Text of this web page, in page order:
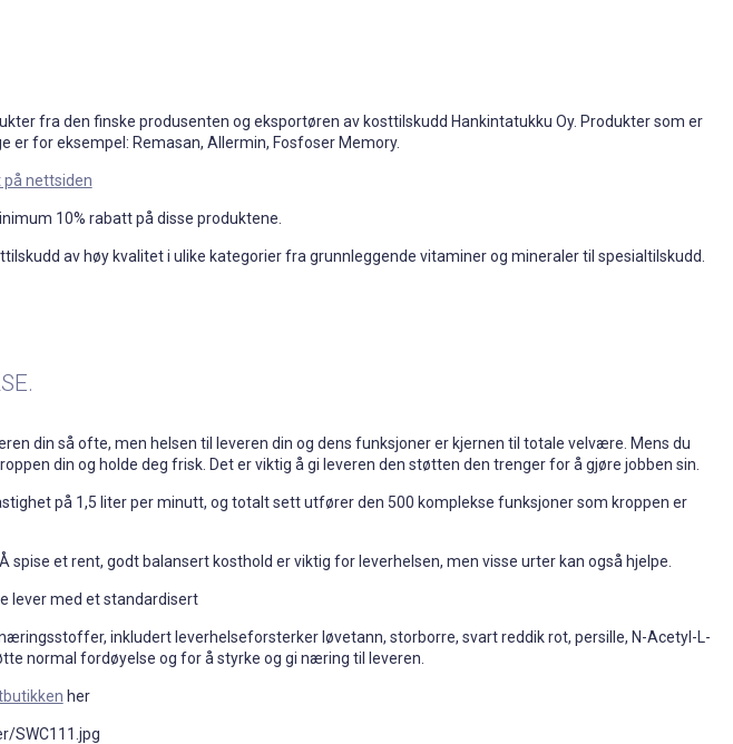
fra den finske produsenten og eksportøren av kosttilskudd Hankintatukku Oy. Produkter som er
for eksempel: Remasan, Allermin, Fosfoser Memory.
på nettsiden
10% rabatt på disse produktene.
av høy kvalitet i ulike kategorier fra grunnleggende vitaminer og mineraler til spesialtilskudd.
din så ofte, men helsen til leveren din og dens funksjoner er kjernen til totale velvære. Mens du
din og holde deg frisk. Det er viktig å gi leveren den støtten den trenger for å gjøre jobben sin.
på 1,5 liter per minutt, og totalt sett utfører den 500 komplekse funksjoner som kroppen er
et rent, godt balansert kosthold er viktig for leverhelsen, men visse urter kan også hjelpe.
lever med et standardisert
inkludert leverhelseforsterker løvetann, storborre, svart reddik rot, persille, N-Acetyl-L-
normal fordøyelse og for å styrke og gi næring til leveren.
her
SWC111.jpg